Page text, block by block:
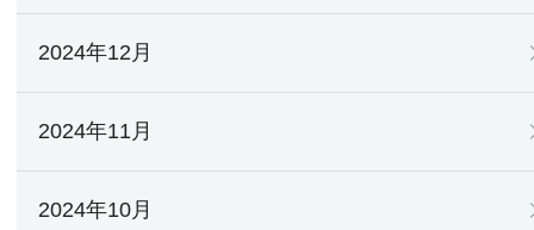
2024年12月
2024年11月
2024年10月